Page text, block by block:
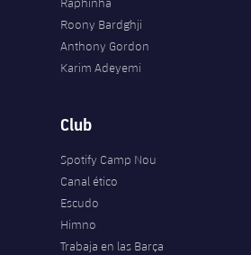
Raphinha
Roony Bardghji
Anthony Gordon
Karim Adeyemi
Club
Spotify Camp Nou
Canal ético
Escudo
Himno
Trabaja en las Barça